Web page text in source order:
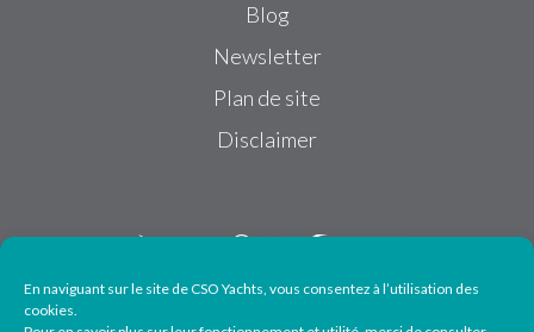
En naviguant sur le site de CSO Yachts, vous consentez à l’utilisation des
cookies.
Blog
Newsletter
Plan de site
Disclaimer